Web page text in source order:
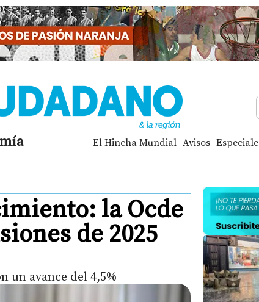
El Hincha Mundial Avisos
la Ocde
de 2025
un avance del 4,5%